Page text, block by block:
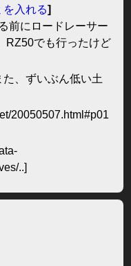
を入れる]
前にロードレーサー
RZ50でも行ったけど
た、ずいぶん低い土
20050507.html#p01
..]